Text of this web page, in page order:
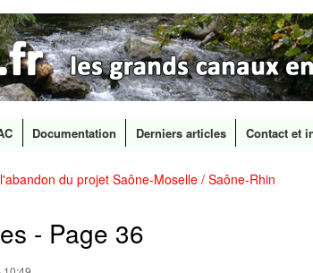
Aller au
Documentation Derniers articles Contact et
du projet Saône-Moselle / Saône-Rhin
- Page 36